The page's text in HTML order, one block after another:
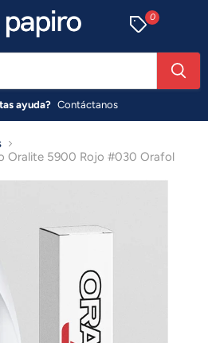
ayuda? Contáctanos
0
Oralite 5900 Rojo #030 Orafol